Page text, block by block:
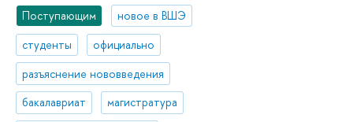
Поступающим
новое в ВШЭ
студенты
официально
разъяснение нововведения
бакалавриат
магистратура